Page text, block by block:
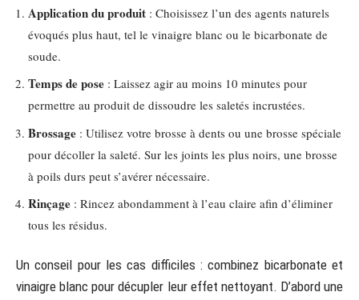
Application du produit : Choisissez l’un des agents naturels
évoqués plus haut, tel le vinaigre blanc ou le bicarbonate de
soude.
Temps de pose : Laissez agir au moins 10 minutes pour
permettre au produit de dissoudre les saletés incrustées.
Brossage : Utilisez votre brosse à dents ou une brosse spéciale
pour décoller la saleté. Sur les joints les plus noirs, une brosse
à poils durs peut s’avérer nécessaire.
Rinçage : Rincez abondamment à l’eau claire afin d’éliminer
tous les résidus.
Un conseil pour les cas difficiles : combinez bicarbonate et
vinaigre blanc pour décupler leur effet nettoyant. D’abord une